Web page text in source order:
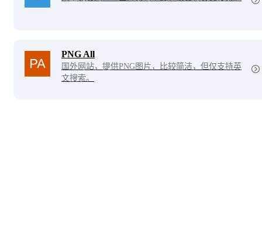
PNG All
国外网站，提供PNG图片，比较简洁，但仅支持英
文搜索。